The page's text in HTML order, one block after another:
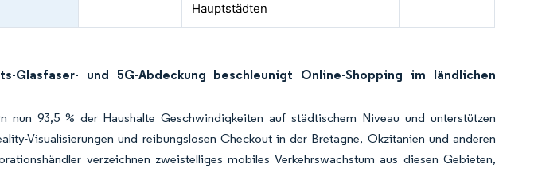
Hauptstädten
Glasfaser- und 5G-Abdeckung beschleunigt Online-Shopping im ländlichen
nun 93,5 % der Haushalte Geschwindigkeiten auf städtischem Niveau und unterstützen
Visualisierungen und reibungslosen Checkout in der Bretagne, Okzitanien und anderen
verzeichnen zweistelliges mobiles Verkehrswachstum aus diesen Gebieten,